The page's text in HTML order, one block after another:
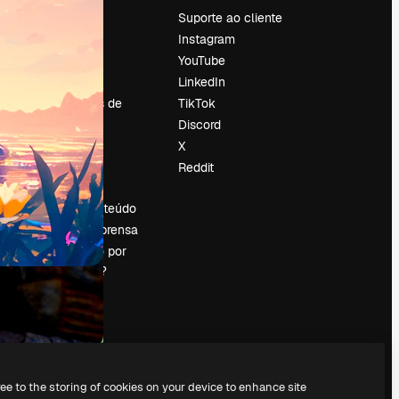
Tendências de
pesquisa
Blog
Eventos
Slidesgo
Vender conteúdo
Sala de imprensa
Procurando por
magnific.ai?
Suporte ao cliente
Instagram
YouTube
LinkedIn
TikTok
Discord
X
Reddit
to the storing of cookies on your device to enhance site